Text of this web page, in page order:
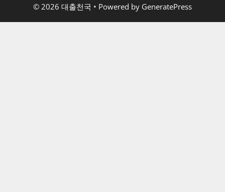
© 2026 대출천국 • Powered by GeneratePress